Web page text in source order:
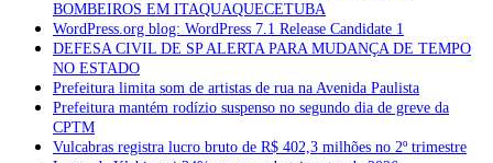
BOMBEIROS EM ITAQUAQUECETUBA
WordPress.org blog: WordPress 7.1 Release Candidate 1
DEFESA CIVIL DE SP ALERTA PARA MUDANÇA DE TEMPO
NO ESTADO
Prefeitura limita som de artistas de rua na Avenida Paulista
Prefeitura mantém rodízio suspenso no segundo dia de greve da
CPTM
Vulcabras registra lucro bruto de R$ 402,3 milhões no 2º trimestre